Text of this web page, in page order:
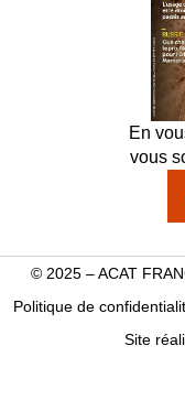
En
vous
© 2025 – ACAT
Politique de
Site